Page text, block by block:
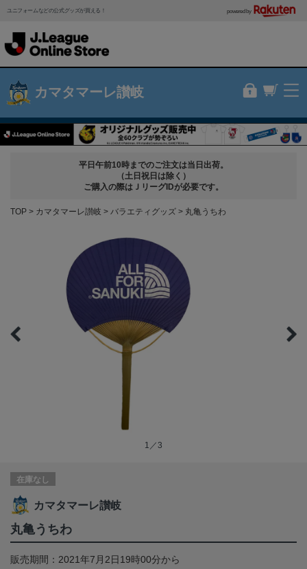
ユニフォームなどの公式グッズが買える！ powered by
カマタマーレ讃岐
平日午前10時までのご注文は当日出荷。
（土日祝日は除く）
ご購入の際はＪリーグIDが必要です。
TOP カマタマーレ讃岐 バラエティグッズ 丸亀うちわ
1／3
在庫なし
カマタマーレ讃岐
丸亀うちわ
販売期間：2021年7月2日19時00分から